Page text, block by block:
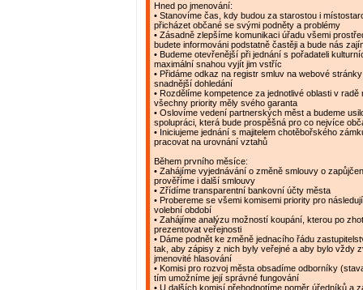
Hned po jmenování:
• Stanovíme čas, kdy budou za starostou i
přicházet občané se svými podněty a problémy
• Zásadně zlepšíme komunikaci úřadu všemi
budete informováni podstatně častěji a bude nás
• Budeme otevřenější při jednání s pořadateli
maximální snahou vyjít jim vstříc
• Přidáme odkaz na registr smluv na webové
snadnější dohledání
• Rozdělíme kompetence za jednotlivé oblasti v radě
všechny priority měly svého garanta
• Oslovíme vedení partnerských měst a budeme
spolupráci, která bude prospěšná pro co nejvíce
• Iniciujeme jednání s majitelem chotěbořského
pracovat na urovnání vztahů
Během prvního měsíce:
• Zahájíme vyjednávání o změně smlouvy o
prověříme i další smlouvy
• Zřídíme transparentní bankovní účty města
• Probereme se všemi komisemi priority pro
volební období
• Zahájíme analýzu možností koupání, kterou po
prezentovat veřejnosti
• Dáme podnět ke změně jednacího řádu
tak, aby zápisy z nich byly veřejné a aby bylo vždy
jmenovité hlasování
• Komisi pro rozvoj města obsadíme odborníky
tím umožníme její správné fungování
• U dalších komisí přehodnotíme poměr úředníků a